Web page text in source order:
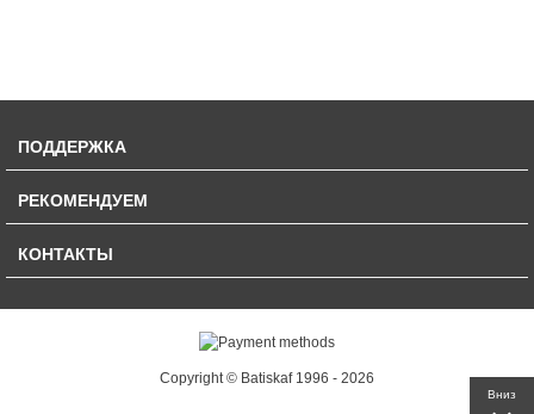
Вниз
ПОДДЕРЖКА
РЕКОМЕНДУЕМ
КОНТАКТЫ
Copyright © Batiskaf 1996 - 2026